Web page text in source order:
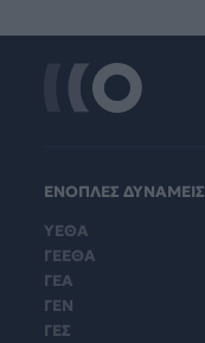
ΕΝΟΠΛΕΣ ΔΥΝΑΜΕΙΣ
ΥΕΘΑ
ΓΕΕΘΑ
ΓΕΑ
ΓΕΝ
ΓΕΣ